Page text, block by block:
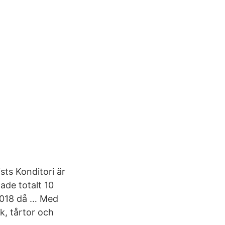
Konditori är
totalt 10
då … Med
tårtor och